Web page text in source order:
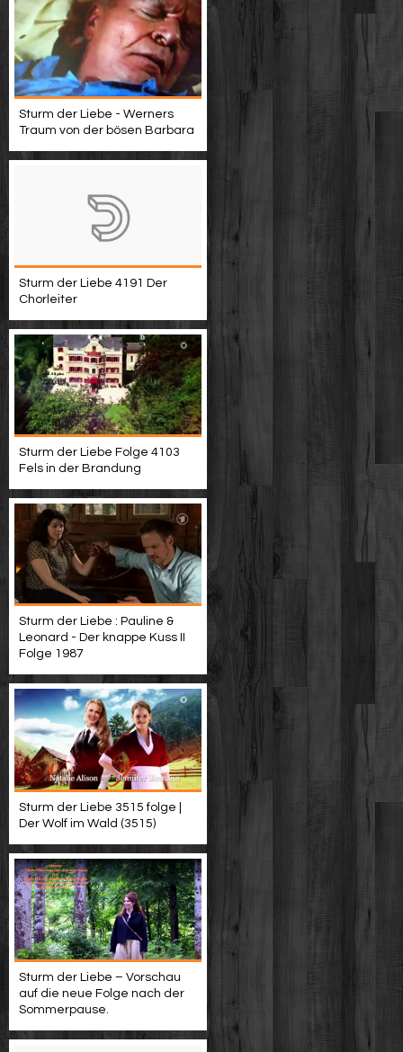
Sturm der Liebe - Werners
Traum von der bösen Barbara
Sturm der Liebe 4191 Der
Chorleiter
Sturm der Liebe Folge 4103
Fels in der Brandung
Sturm der Liebe : Pauline &
Leonard - Der knappe Kuss II
Folge 1987
Sturm der Liebe 3515 folge |
Der Wolf im Wald (3515)
Sturm der Liebe – Vorschau
auf die neue Folge nach der
Sommerpause.